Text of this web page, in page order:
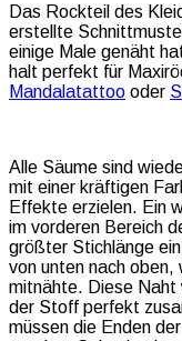
Das Rockteil des
erstellte
einige Male genäht
halt perfekt für
Mandalatattoo oder
Alle Säume sind
mit einer kräftigen
Effekte erzielen. Ein
im vorderen Bereich
größter Stichlänge
von unten nach oben,
mitnähte. Diese Naht
der Stoff perfekt
müssen die Enden